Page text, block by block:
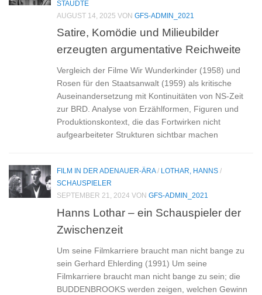
STAUDTE
AUGUST 14, 2025 VON GFS-ADMIN_2021
Satire, Komödie und Milieubilder
erzeugten argumentative Reichweite
Vergleich der Filme Wir Wunderkinder (1958) und
Rosen für den Staatsanwalt (1959) als kritische
Auseinandersetzung mit Kontinuitäten von NS-Zeit
zur BRD. Analyse von Erzählformen, Figuren und
Produktionskontext, die das Fortwirken nicht
aufgearbeiteter Strukturen sichtbar machen
FILM IN DER ADENAUER-ÄRA/ LOTHAR, HANNS /
SCHAUSPIELER
SEPTEMBER 21, 2024 VON GFS-ADMIN_2021
Hanns Lothar – ein Schauspieler der
Zwischenzeit
Um seine Filmkarriere braucht man nicht bange zu
sein Gerhard Ehlerding (1991) Um seine
Filmkarriere braucht man nicht bange zu sein; die
BUDDENBROOKS werden zeigen, welchen Gewinn